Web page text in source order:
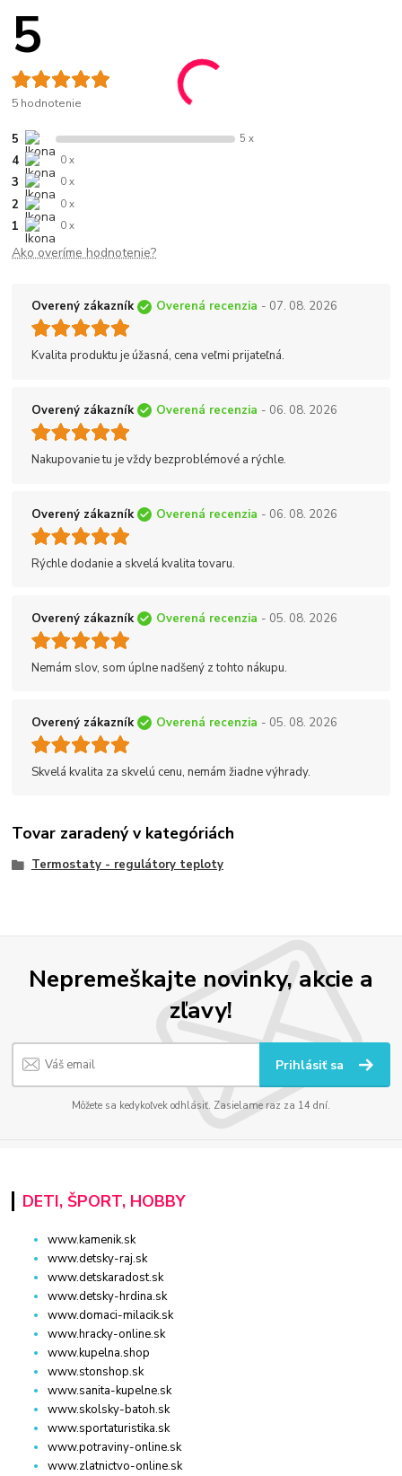
5
5 hodnotenie
5 5 x
4 0 x
3 0 x
2 0 x
1 0 x
Ako overíme hodnotenie?
Overený zákazník Overená recenzia - 07. 08. 2026
Kvalita produktu je úžasná, cena veľmi prijateľná.
Overený zákazník Overená recenzia - 06. 08. 2026
Nakupovanie tu je vždy bezproblémové a rýchle.
Overený zákazník Overená recenzia - 06. 08. 2026
Rýchle dodanie a skvelá kvalita tovaru.
Overený zákazník Overená recenzia - 05. 08. 2026
Nemám slov, som úplne nadšený z tohto nákupu.
Overený zákazník Overená recenzia - 05. 08. 2026
Skvelá kvalita za skvelú cenu, nemám žiadne výhrady.
Tovar zaradený v kategóriách
Termostaty - regulátory teploty
Nepremeškajte novinky, akcie a
zľavy!
Prihlásiť sa
Môžete sa kedykoľvek odhlásiť. Zasielame raz za 14 dní.
DETI, ŠPORT, HOBBY
www.kamenik.sk
www.detsky-raj.sk
www.detskaradost.sk
www.detsky-hrdina.sk
www.domaci-milacik.sk
www.hracky-online.sk
www.kupelna.shop
www.stonshop.sk
www.sanita-kupelne.sk
www.skolsky-batoh.sk
www.sportaturistika.sk
www.potraviny-online.sk
www.zlatnictvo-online.sk